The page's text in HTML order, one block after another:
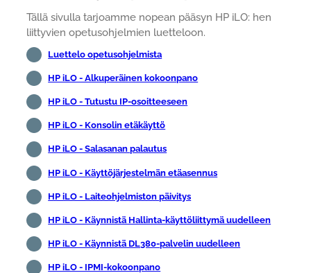
Tällä sivulla tarjoamme nopean pääsyn HP iLO: hen
liittyvien opetusohjelmien luetteloon.
Luettelo opetusohjelmista
HP iLO - Alkuperäinen kokoonpano
HP iLO - Tutustu IP-osoitteeseen
HP iLO - Konsolin etäkäyttö
HP iLO - Salasanan palautus
HP iLO - Käyttöjärjestelmän etäasennus
HP iLO - Laiteohjelmiston päivitys
HP iLO - Käynnistä Hallinta-käyttöliittymä uudelleen
HP iLO - Käynnistä DL380-palvelin uudelleen
HP iLO - IPMI-kokoonpano